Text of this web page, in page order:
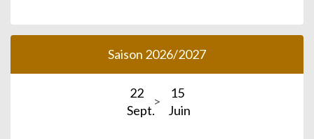
Saison 2026/2027
22
Sept.
15
Juin